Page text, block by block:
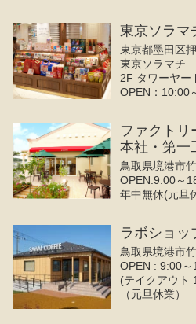
東京ソラマ
東京都墨田区
東京ソラマチ
2F タワーヤー
OPEN：10:00
ファクトリ
本社・第一
鳥取県境港市
OPEN:9:00～
年中無休(元旦
ラボショッ
鳥取県境港市
OPEN : 9:00～
(テイクアウト
（元旦休業）